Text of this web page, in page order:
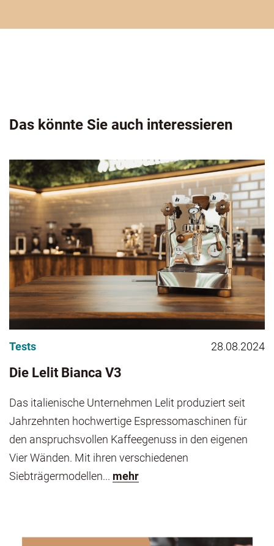
Das könnte Sie auch interessieren
Tests 28.08.2024
Die Lelit Bianca V3
Das italienische Unternehmen Lelit produziert seit
Jahrzehnten hochwertige Espressomaschinen für
den anspruchsvollen Kaffeegenuss in den eigenen
Vier Wänden. Mit ihren verschiedenen
Siebträgermodellen... mehr